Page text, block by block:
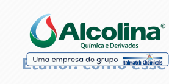
Etanol: como esse